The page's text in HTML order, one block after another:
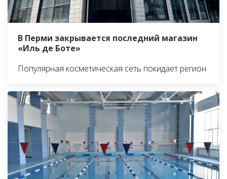
В Перми закрывается последний магазин
«Иль де Боте»
Популярная косметическая сеть покидает регион